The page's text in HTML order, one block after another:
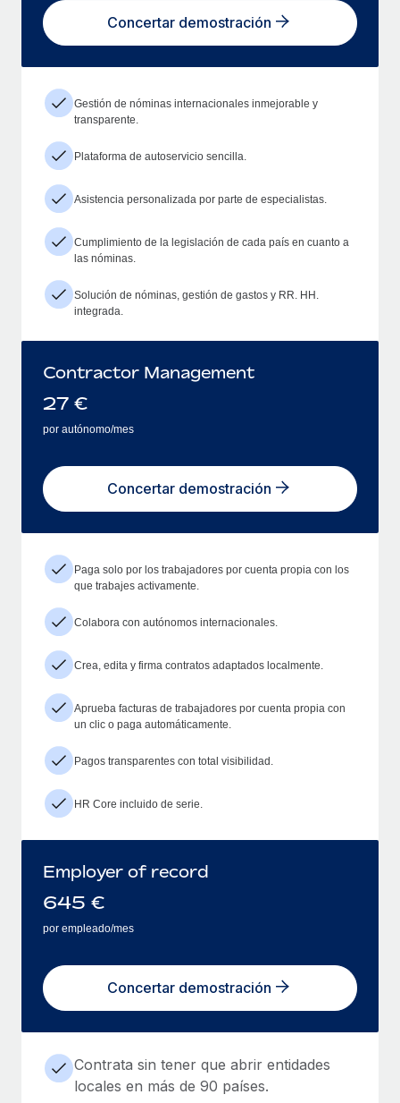
Concertar demostración
Gestión de nóminas internacionales inmejorable y
transparente.
Plataforma de autoservicio sencilla.
Asistencia personalizada por parte de especialistas.
Cumplimiento de la legislación de cada país en cuanto a
las nóminas.
Solución de nóminas, gestión de gastos y RR. HH.
integrada.
Contractor Management
27 €
por autónomo/mes
Concertar demostración
Paga solo por los trabajadores por cuenta propia con los
que trabajes activamente.
Colabora con autónomos internacionales.
Crea, edita y firma contratos adaptados localmente.
Aprueba facturas de trabajadores por cuenta propia con
un clic o paga automáticamente.
Pagos transparentes con total visibilidad.
HR Core incluido de serie.
Employer of record
645 €
por empleado/mes
Concertar demostración
Contrata sin tener que abrir entidades
locales en más de 90 países.